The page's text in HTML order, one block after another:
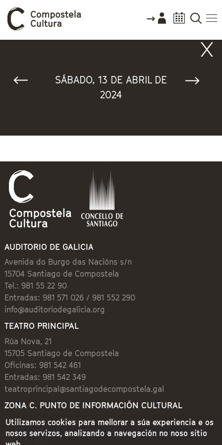
SÁBADO, 13 DE ABRIL DE
2024
AUDITORIO DE GALICIA
Avenida do Burgo das Nacións s/n
15704 Santiago de Compostela
Tel.: 981 55 22 90
Entradas: 981 571 026 / 981 552 290
info@auditoriodegalicia.org
TEATRO PRINCIPAL
Rúa Nova, 21
15705 Santiago de Compostela
Oficinas: 981 542 461
Entradas: 981 542 349
teatroprincipal@santiagodecompostela.gal
ZONA C. PUNTO DE INFORMACIÓN CULTURAL
Preguntoiro, 1 (Praza de Cervantes)
15704 Santiago de Compostela
981 542 462
Utilizamos cookies para mellorar a súa experiencia e os
nosos servizos, analizando a navegación no noso sitio